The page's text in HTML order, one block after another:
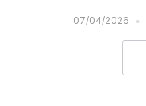
07/04/2026